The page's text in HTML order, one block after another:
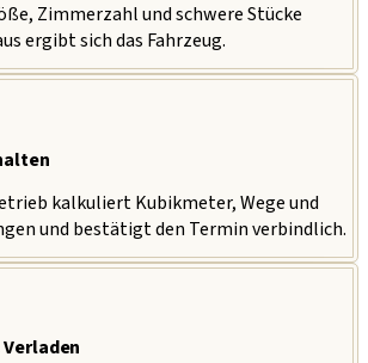
Zimmerzahl und schwere Stücke
ergibt sich das Fahrzeug.
kalkuliert Kubikmeter, Wege und
und bestätigt den Termin verbindlich.